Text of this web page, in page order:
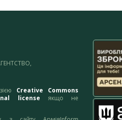
Creative Commons
license якщо не